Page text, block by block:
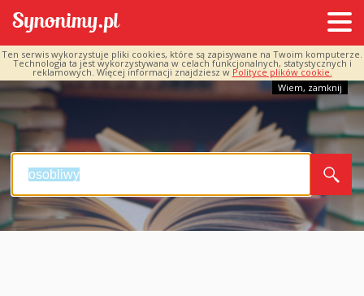
Ten serwis wykorzystuje pliki cookies, które są zapisywane na Twoim komputerze.
Technologia ta jest wykorzystywana w celach funkcjonalnych, statystycznych i
reklamowych. Więcej informacji znajdziesz w Polityce plików cookie.
Wiem, zamknij